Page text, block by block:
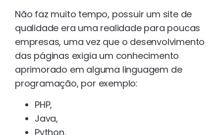
Não faz muito tempo, possuir um site de
qualidade era uma realidade para poucas
empresas, uma vez que o desenvolvimento
das páginas exigia um conhecimento
aprimorado em alguma linguagem de
programação, por exemplo:
PHP,
Java,
Python,